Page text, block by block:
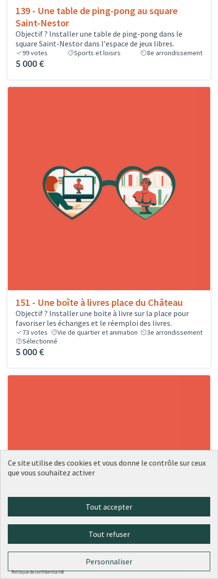
139 - Une table de ping-pong au square
Saint-Nestor
Objectif ? Installer une table de ping-pong dans le
square Saint-Nestor dans l'espace de jeux libres.
99votes Sports et loisirs 8e arrondissement
5 000 €
151 - Une boîte à livres place du Château
Objectif ? Installer une boite à livre sur la place pour
favoriser les échanges et le réemploi des livres.
73 votes Vie de quartier et animation
3e arrondissement
Sélectionné
5 000 €
Ce site utilise des cookies et vous donne le contrôle sur ceux
que vous souhaitez activer
Tout accepter
Tout refuser
Personnaliser
Politique de confidentialité